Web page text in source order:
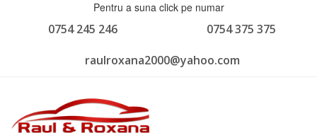
Pentru a suna click pe numar
0754 375 375
0754 245 246
raulroxana2000@yahoo.com